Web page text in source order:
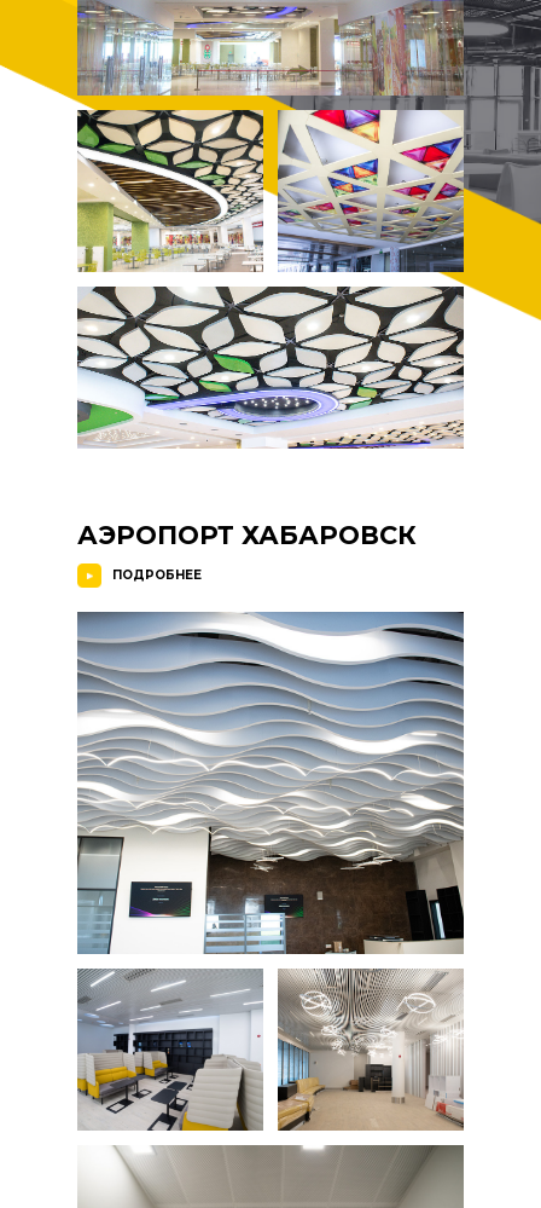
ПОДРОБНЕЕ
АЭРОПОРТ ХАБАРОВСК